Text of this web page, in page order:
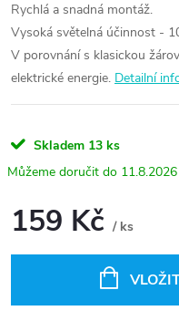
Rychlá a snadná montáž.
Vysoká světelná účinnost -
V porovnání s klasickou
elektrické energie. Detailní
Skladem 13 ks
11.8.2026
159 Kč / ks